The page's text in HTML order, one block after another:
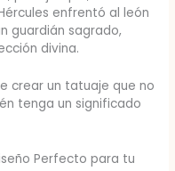
enfrentó al león
guardián sagrado,
divina.
crear un tatuaje que no
tenga un significado
Perfecto para tu